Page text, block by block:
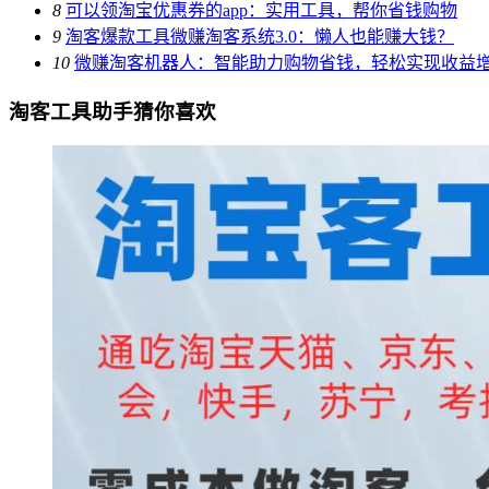
8 可以领淘宝优惠券的app：实用工具，帮你省钱购物
9 淘客爆款工具微赚淘客系统3.0：懒人也能赚大钱？
10 微赚淘客机器人：智能助力购物省钱，轻松实现收益
淘客工具助手猜你喜欢